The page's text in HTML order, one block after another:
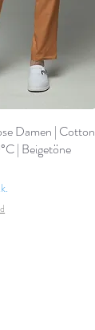
Damen | Cotton
| Beigetöne